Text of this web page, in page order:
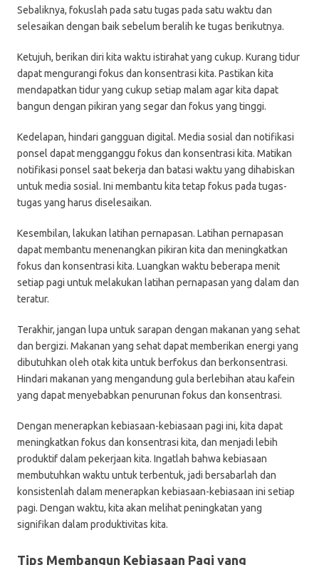
Sebaliknya, fokuslah pada satu tugas pada satu waktu dan
selesaikan dengan baik sebelum beralih ke tugas berikutnya.
Ketujuh, berikan diri kita waktu istirahat yang cukup. Kurang tidur
dapat mengurangi fokus dan konsentrasi kita. Pastikan kita
mendapatkan tidur yang cukup setiap malam agar kita dapat
bangun dengan pikiran yang segar dan fokus yang tinggi.
Kedelapan, hindari gangguan digital. Media sosial dan notifikasi
ponsel dapat mengganggu fokus dan konsentrasi kita. Matikan
notifikasi ponsel saat bekerja dan batasi waktu yang dihabiskan
untuk media sosial. Ini membantu kita tetap fokus pada tugas-
tugas yang harus diselesaikan.
Kesembilan, lakukan latihan pernapasan. Latihan pernapasan
dapat membantu menenangkan pikiran kita dan meningkatkan
fokus dan konsentrasi kita. Luangkan waktu beberapa menit
setiap pagi untuk melakukan latihan pernapasan yang dalam dan
teratur.
Terakhir, jangan lupa untuk sarapan dengan makanan yang sehat
dan bergizi. Makanan yang sehat dapat memberikan energi yang
dibutuhkan oleh otak kita untuk berfokus dan berkonsentrasi.
Hindari makanan yang mengandung gula berlebihan atau kafein
yang dapat menyebabkan penurunan fokus dan konsentrasi.
Dengan menerapkan kebiasaan-kebiasaan pagi ini, kita dapat
meningkatkan fokus dan konsentrasi kita, dan menjadi lebih
produktif dalam pekerjaan kita. Ingatlah bahwa kebiasaan
membutuhkan waktu untuk terbentuk, jadi bersabarlah dan
konsistenlah dalam menerapkan kebiasaan-kebiasaan ini setiap
pagi. Dengan waktu, kita akan melihat peningkatan yang
signifikan dalam produktivitas kita.
Tips Membangun Kebiasaan Pagi yang